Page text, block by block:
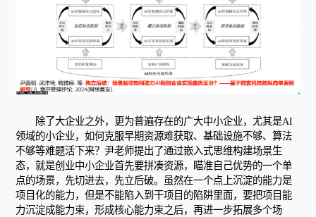
除了大企业之外，更为普遍存在的广大中小企业，尤其是AI
领域的小企业，如何克服早期资源难获取、基础设施不够、算法
不够等难题活下来？尹老师提出了通过嵌入式思维构建场景生
态，就是创业中小企业首先要拼凑资源，瞄准自己优势的一个单
点的场景，先切进去，先立后破。虽然在一个点上沉淀的能力是
项目化的能力，但是不能陷入到干项目的陷阱里面，要把项目能
力沉淀成能力束，形成核心能力束之后，再进一步拓展多个场